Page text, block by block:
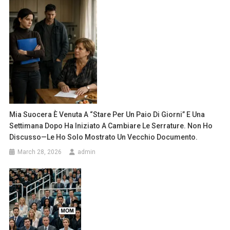
Mia Suocera È Venuta A “stare Per Un Paio Di Giorni” E Una
Settimana Dopo Ha Iniziato A Cambiare Le Serrature. Non Ho
Discusso—Le Ho Solo Mostrato Un Vecchio Documento.
March 28, 2026 admin